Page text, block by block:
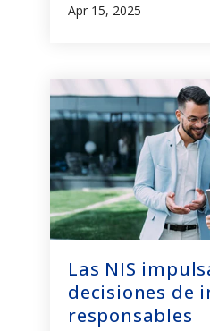
Apr 15, 2025
Las NIS
decisiones de
responsables